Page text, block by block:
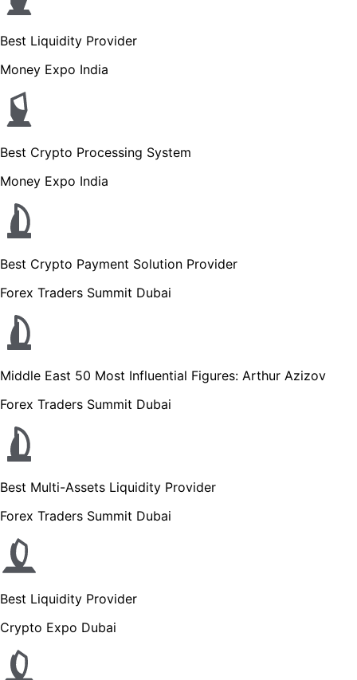
Best Liquidity Provider
Money Expo India
Best Crypto Processing System
Money Expo India
Best Crypto Payment Solution Provider
Forex Traders Summit Dubai
Middle East 50 Most Influential Figures: Arthur Azizov
Forex Traders Summit Dubai
Best Multi-Assets Liquidity Provider
Forex Traders Summit Dubai
Best Liquidity Provider
Crypto Expo Dubai